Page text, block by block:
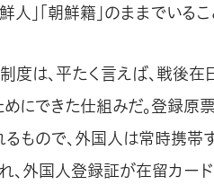
人」「朝鮮籍」のままでいる
は、平たく言えば、戦後在
めにできた仕組みだ。登録
るもので、外国人は常時携
、外国人登録証が在留カー